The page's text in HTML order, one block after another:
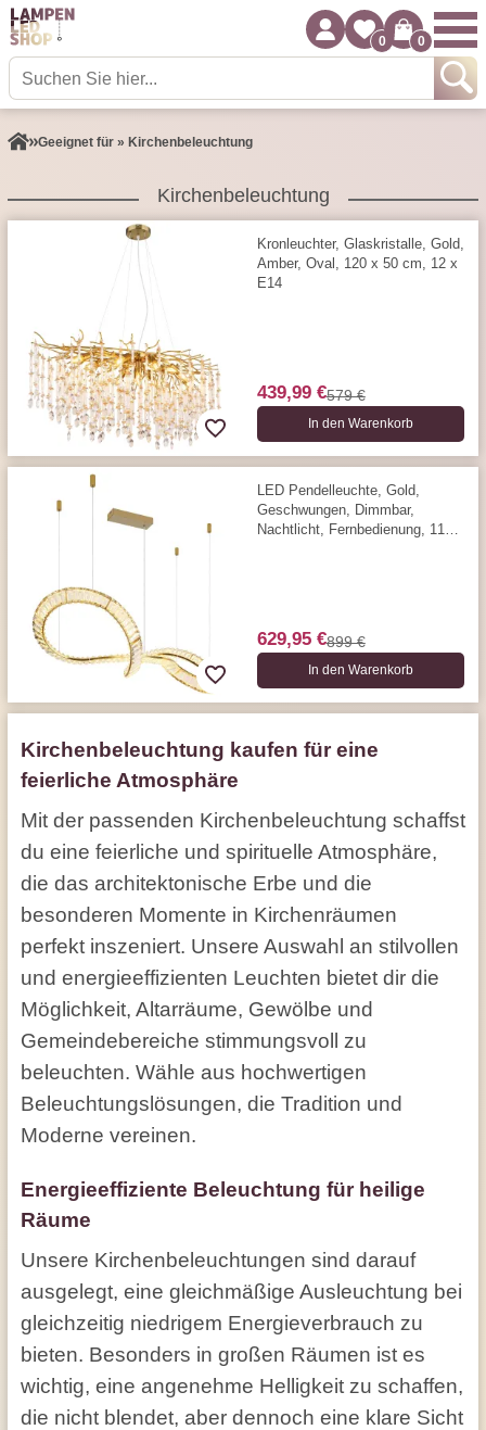
0 0
Geeignet für » Kirchenbeleuchtung
Kirchenbeleuchtung
Kronleuchter, Glaskristalle, Gold,
Amber, Oval, 120 x 50 cm, 12 x
E14
439,99 €579 €
In den Warenkorb
LED Pendelleuchte, Gold,
Geschwungen, Dimmbar,
Nachtlicht, Fernbedienung, 110
629,95 €899 €
In den Warenkorb
Kirchenbeleuchtung kaufen für eine
feierliche Atmosphäre
Mit der passenden Kirchenbeleuchtung schaffst
du eine feierliche und spirituelle Atmosphäre,
die das architektonische Erbe und die
besonderen Momente in Kirchenräumen
perfekt inszeniert. Unsere Auswahl an stilvollen
und energieeffizienten Leuchten bietet dir die
Möglichkeit, Altarräume, Gewölbe und
Gemeindebereiche stimmungsvoll zu
beleuchten. Wähle aus hochwertigen
Beleuchtungslösungen, die Tradition und
Moderne vereinen.
Energieeffiziente Beleuchtung für heilige
Räume
Unsere Kirchenbeleuchtungen sind darauf
ausgelegt, eine gleichmäßige Ausleuchtung bei
gleichzeitig niedrigem Energieverbrauch zu
bieten. Besonders in großen Räumen ist es
wichtig, eine angenehme Helligkeit zu schaffen,
die nicht blendet, aber dennoch eine klare Sicht